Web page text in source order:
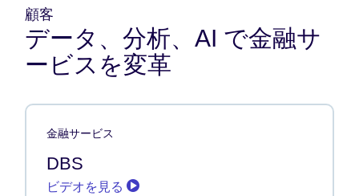
顧客
データ、分析、AI で金融サ
ービスを変革
金融サービス
DBS
ビデオを見る